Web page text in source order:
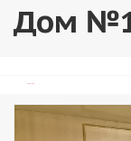
Дом